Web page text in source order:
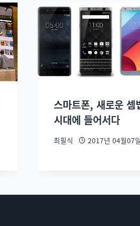
스마트폰, 새로운 셈
시대에 들어서다
최필식 2017년 04월07